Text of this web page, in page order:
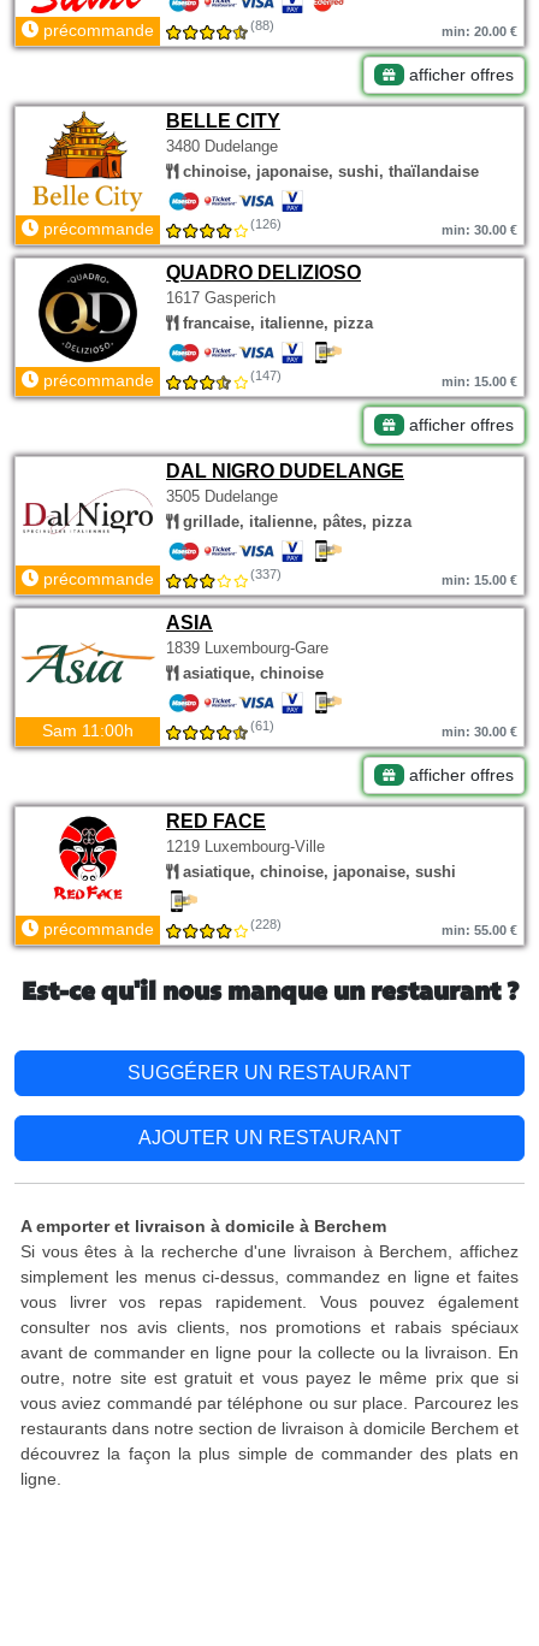
précommande (88) min: 20.00 €
afficher offres
BELLE CITY
3480 Dudelange
chinoise, japonaise, sushi, thaïlandaise
précommande (126) min: 30.00 €
QUADRO DELIZIOSO
1617 Gasperich
francaise, italienne, pizza
précommande (147) min: 15.00 €
afficher offres
DAL NIGRO DUDELANGE
3505 Dudelange
grillade, italienne, pâtes, pizza
précommande (337) min: 15.00 €
ASIA
1839 Luxembourg-Gare
asiatique, chinoise
Sam 11:00h (61) min: 30.00 €
afficher offres
RED FACE
1219 Luxembourg-Ville
asiatique, chinoise, japonaise, sushi
précommande (228) min: 55.00 €
Est-ce qu'il nous manque un restaurant ?
SUGGÉRER UN RESTAURANT
AJOUTER UN RESTAURANT
A emporter et livraison à domicile à Berchem
Si vous êtes à la recherche d'une livraison à Berchem, affichez
simplement les menus ci-dessus, commandez en ligne et faites
vous livrer vos repas rapidement. Vous pouvez également
consulter nos avis clients, nos promotions et rabais spéciaux
avant de commander en ligne pour la collecte ou la livraison. En
outre, notre site est gratuit et vous payez le même prix que si
vous aviez commandé par téléphone ou sur place. Parcourez les
restaurants dans notre section de livraison à domicile Berchem et
découvrez la façon la plus simple de commander des plats en
ligne.